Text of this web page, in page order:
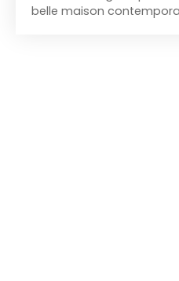
belle maison